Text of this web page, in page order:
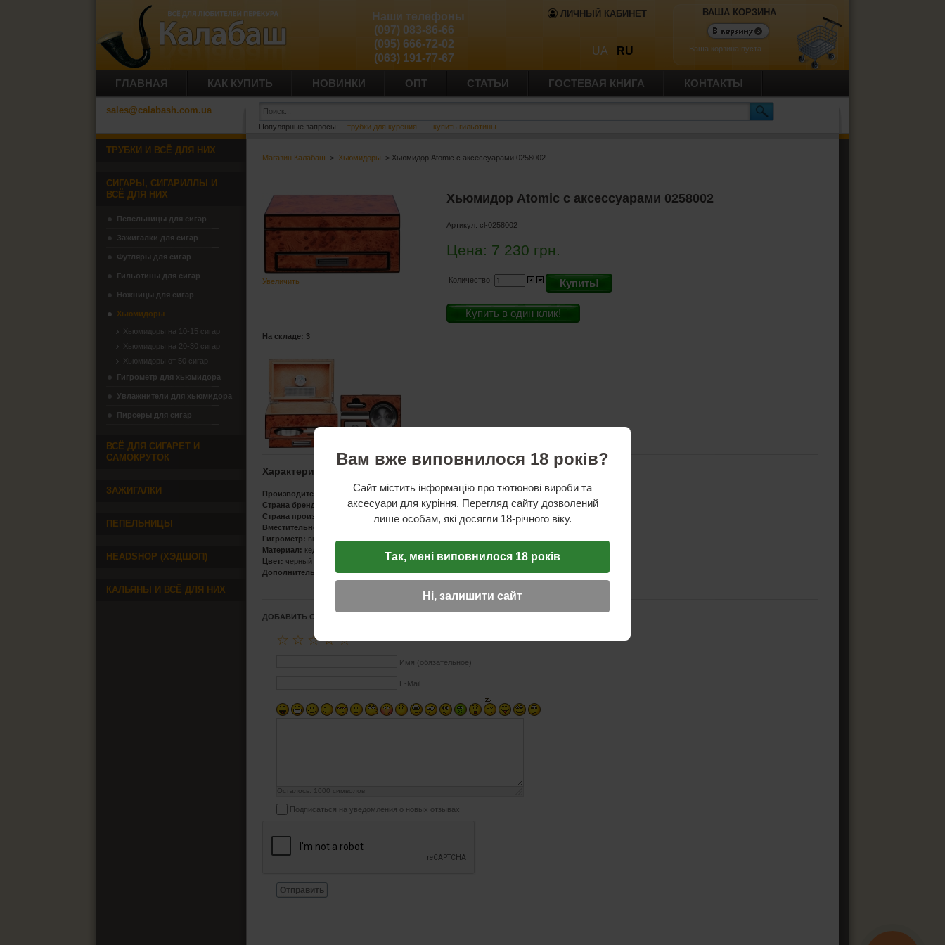
ЛИЧНЫЙ КАБИНЕТ
UA RU
Наши телефоны
(097) 083-86-66
(095) 666-72-02
(063) 191-77-67
ВАША КОРЗИНА
Ваша корзина пуста.
ГЛАВНАЯ КАК КУПИТЬ НОВИНКИ ОПТ СТАТЬИ ГОСТЕВАЯ КНИГА КОНТАКТЫ
sales@calabash.com.ua
Популярные запросы: трубки для курения купить гильотины
Магазин Калабаш > Хьюмидоры > Хьюмидор Atomic с аксессуарами 0258002
Увеличить
Хьюмидор Atomic с аксессуарами 0258002
Артикул:cl-0258002
Цена: 7 230 грн.
Количество: Купить!
Купить в один клик!
На складе: 3
Характеристики
Производитель:
Страна бренда:
Германия
Страна производитель:
Китай
Вместительность:
Гигрометр: внутренний, аналоговый
Материал: кедр/шпон
Цвет: черный
Дополнительная информация:увлажнитель, пепельница, пирсер, гильотина
ДОБАВИТЬ ОТЗЫВ
☆
☆
☆
☆
☆
Имя (обязательное)
E-Mail
Осталось: 1000 символов
Подписаться на уведомления о новых отзывах
Отправить
ТРУБКИ И ВСЁ ДЛЯ НИХ
СИГАРЫ, СИГАРИЛЛЫ И
ВСЁ ДЛЯ НИХ
Пепельницы для сигар
Зажигалки для сигар
Футляры для сигар
Гильотины для сигар
Ножницы для сигар
Хьюмидоры
Хьюмидоры на 10-15 сигар
Хьюмидоры на 20-30 сигар
Хьюмидоры от 50 сигар
Гигрометр для хьюмидора
Увлажнители для хьюмидора
Пирсеры для сигар
ВСЁ ДЛЯ СИГАРЕТ И
САМОКРУТОК
ЗАЖИГАЛКИ
ПЕПЕЛЬНИЦЫ
HEADSHOP (ХЭДШОП)
КАЛЬЯНЫ И ВСЁ ДЛЯ НИХ
Вам вже виповнилося 18 років?
Сайт містить інформацію про тютюнові вироби та
аксесуари для куріння. Перегляд сайту дозволений
лише особам, які досягли 18-річного віку.
Так, мені виповнилося 18 років
Ні, залишити сайт